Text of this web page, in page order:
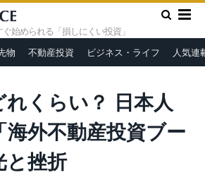
ぐ始められる「損しにくい投資」
物 不動産投資 ビジネス・ライフ 人気連
»
成功率はどれくらい？ 日本人が沸いた
ム」の栄光と挫折
れくらい？ 日本人
海外不動産投資ブー
と挫折